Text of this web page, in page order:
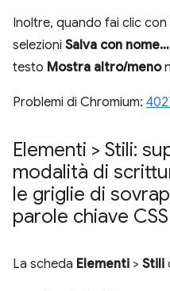
Inoltre, quando fai clic
selezioni Salva con nome…
testo Mostra altro/meno
Problemi di Chromium:
Elementi > Stili:
modalità di
le griglie di
parole chiave CSS
La scheda Elementi > Stili